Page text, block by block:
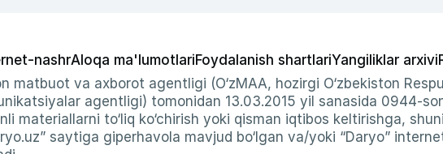
nashrAloqa ma'lumotlariFoydalanish shartlariYangiliklar arxivi
matbuot va axborot agentligi (O‘zMAA, hozirgi O‘zbekiston
agentligi) tomonidan 13.03.2015 yil sanasida 0944-
materiallarni to‘liq ko‘chirish yoki qisman iqtibos keltirishga,
saytiga giperhavola mavjud bo‘lgan va/yoki “Daryo”